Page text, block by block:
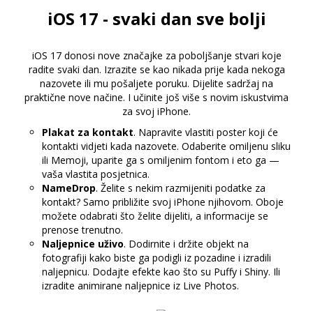
iOS 17 - svaki dan sve bolji
iOS 17 donosi nove značajke za poboljšanje stvari koje
radite svaki dan. Izrazite se kao nikada prije kada nekoga
nazovete ili mu pošaljete poruku. Dijelite sadržaj na
praktične nove načine. I učinite još više s novim iskustvima
za svoj iPhone.
Plakat za kontakt. Napravite vlastiti poster koji će
kontakti vidjeti kada nazovete. Odaberite omiljenu sliku
ili Memoji, uparite ga s omiljenim fontom i eto ga —
vaša vlastita posjetnica.
NameDrop. Želite s nekim razmijeniti podatke za
kontakt? Samo približite svoj iPhone njihovom. Oboje
možete odabrati što želite dijeliti, a informacije se
prenose trenutno.
Naljepnice uživo. Dodirnite i držite objekt na
fotografiji kako biste ga podigli iz pozadine i izradili
naljepnicu. Dodajte efekte kao što su Puffy i Shiny. Ili
izradite animirane naljepnice iz Live Photos.